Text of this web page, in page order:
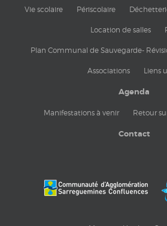
Vie scolaire Périscolaire
Location de salles
Plan Communal de Sauvegarde-
Associations Liens
Agenda
Manifestations à venir Retour
Contact